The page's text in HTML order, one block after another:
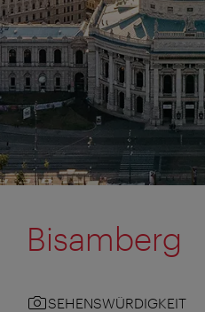
Bisamberg
SEHENSWÜRDIGKEIT